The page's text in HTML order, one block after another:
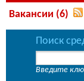
Вакансии (6)
Поиск
Введите